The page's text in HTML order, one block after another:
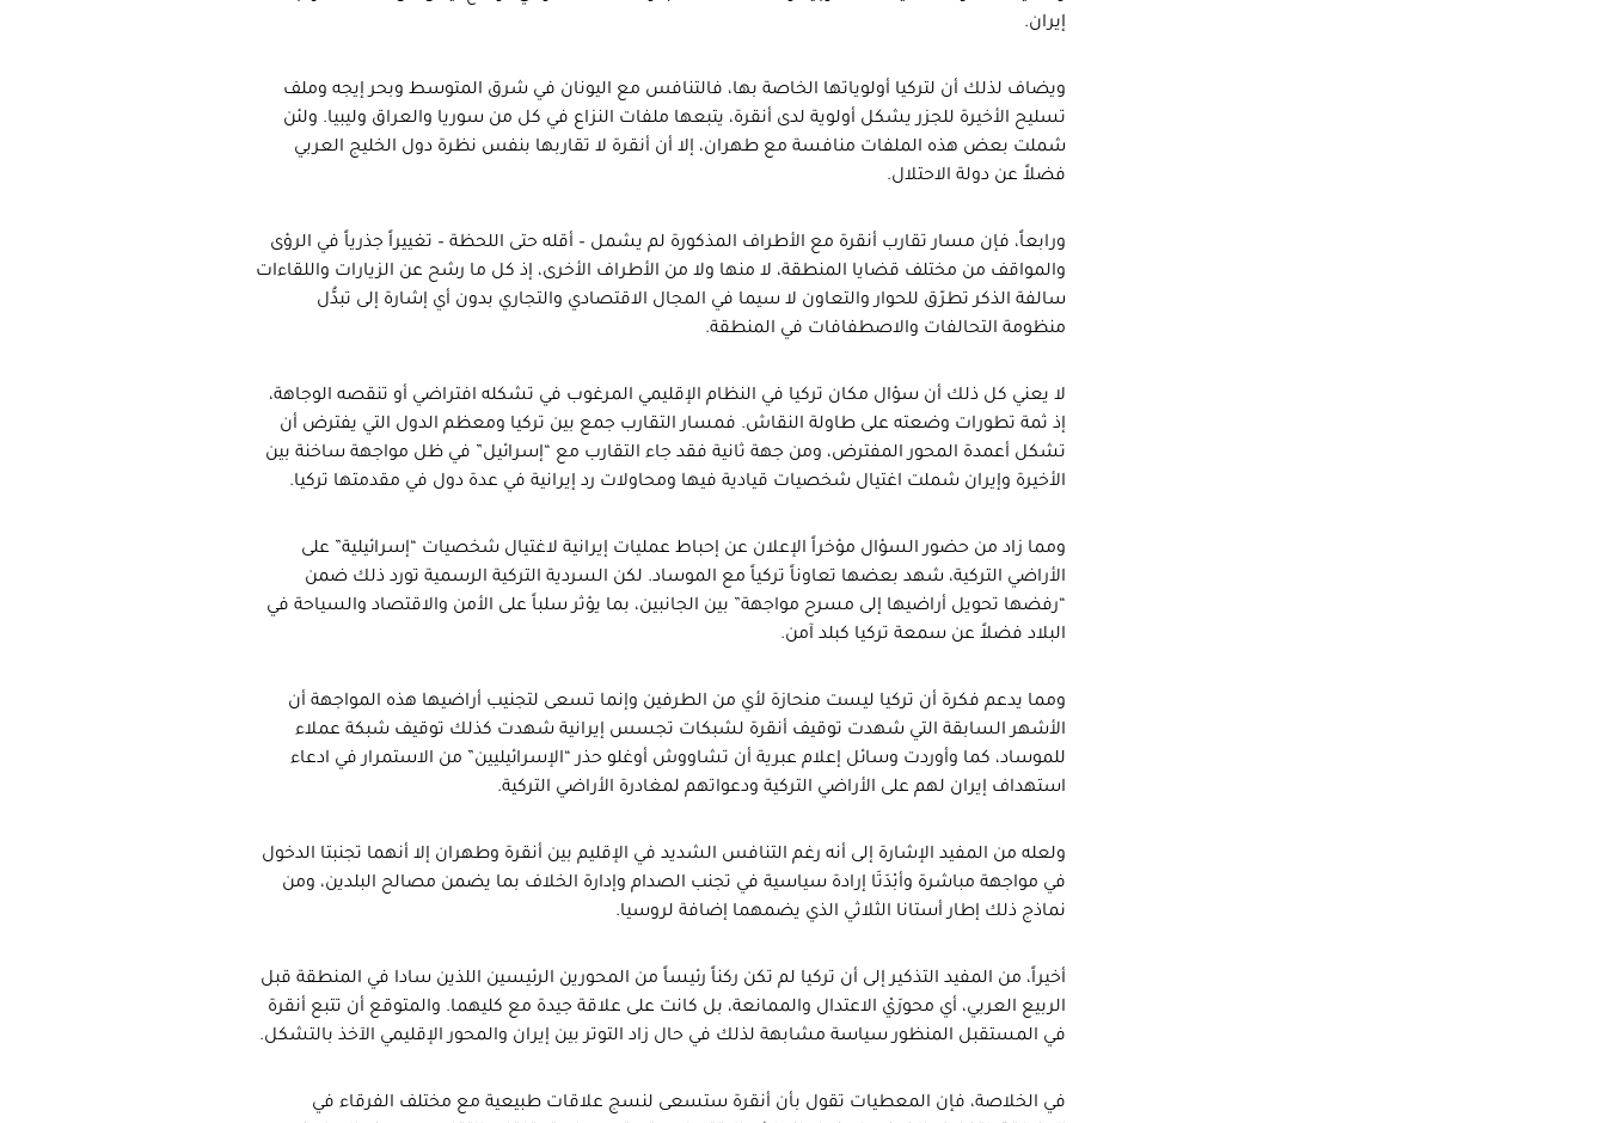
إيران.
ويضاف لذلك أن لتركيا أولوياتها الخاصة بها، فالتنافس مع اليونان في شرق المتوسط وبحر إيجه وملف
تسليح الأخيرة للجزر يشكل أولوية لدى أنقرة، يتبعها ملفات النزاع في كل من سوريا والعراق وليبيا. ولئن
شملت بعض هذه الملفات منافسة مع طهران، إلا أن أنقرة لا تقاربها بنفس نظرة دول الخليج العربي
فضلاً عن دولة الاحتلال.
ورابعاً، فإن مسار تقارب أنقرة مع الأطراف المذكورة لم يشمل – أقله حتى اللحظة – تغييراً جذرياً في الرؤى
والمواقف من مختلف قضايا المنطقة، لا منها ولا من الأطراف الأخرى، إذ كل ما رشح عن الزيارات واللقاءات
سالفة الذكر تطرّق للحوار والتعاون لا سيما في المجال الاقتصادي والتجاري بدون أي إشارة إلى تبدُّل
منظومة التحالفات والاصطفافات في المنطقة.
لا يعني كل ذلك أن سؤال مكان تركيا في النظام الإقليمي المرغوب في تشكله افتراضي أو تنقصه الوجاهة،
إذ ثمة تطورات وضعته على طاولة النقاش. فمسار التقارب جمع بين تركيا ومعظم الدول التي يفترض أن
تشكل أعمدة المحور المفترض، ومن جهة ثانية فقد جاء التقارب مع “إسرائيل” في ظل مواجهة ساخنة بين
الأخيرة وإيران شملت اغتيال شخصيات قيادية فيها ومحاولات رد إيرانية في عدة دول في مقدمتها تركيا.
ومما زاد من حضور السؤال مؤخراً الإعلان عن إحباط عمليات إيرانية لاغتيال شخصيات “إسرائيلية” على
الأراضي التركية، شهد بعضها تعاوناً تركياً مع الموساد. لكن السردية التركية الرسمية تورد ذلك ضمن
“رفضها تحويل أراضيها إلى مسرح مواجهة” بين الجانبين، بما يؤثر سلباً على الأمن والاقتصاد والسياحة في
البلاد فضلاً عن سمعة تركيا كبلد آمن.
ومما يدعم فكرة أن تركيا ليست منحازة لأي من الطرفين وإنما تسعى لتجنيب أراضيها هذه المواجهة أن
الأشهر السابقة التي شهدت توقيف أنقرة لشبكات تجسس إيرانية شهدت كذلك توقيف شبكة عملاء
للموساد، كما وأوردت وسائل إعلام عبرية أن تشاووش أوغلو حذر “الإسرائيليين” من الاستمرار في ادعاء
استهداف إيران لهم على الأراضي التركية ودعواتهم لمغادرة الأراضي التركية.
ولعله من المفيد الإشارة إلى أنه رغم التنافس الشديد في الإقليم بين أنقرة وطهران إلا أنهما تجنبتا الدخول
في مواجهة مباشرة وأبْدَتَا إرادة سياسية في تجنب الصدام وإدارة الخلاف بما يضمن مصالح البلدين، ومن
نماذج ذلك إطار أستانا الثلاثي الذي يضمهما إضافة لروسيا.
أخيراً، من المفيد التذكير إلى أن تركيا لم تكن ركناً رئيساً من المحورين الرئيسين اللذين سادا في المنطقة قبل
الربيع العربي، أي محورَيْ الاعتدال والممانعة، بل كانت على علاقة جيدة مع كليهما. والمتوقع أن تتبع أنقرة
في المستقبل المنظور سياسة مشابهة لذلك في حال زاد التوتر بين إيران والمحور الإقليمي الآخذ بالتشكل.
في الخلاصة، فإن المعطيات تقول بأن أنقرة ستسعى لنسج علاقات طبيعية مع مختلف الفرقاء في